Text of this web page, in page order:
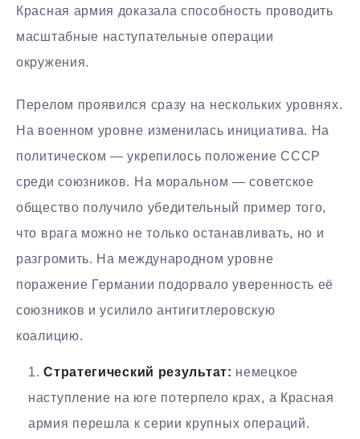
Красная армия доказала способность проводить
масштабные наступательные операции
окружения.
Перелом проявился сразу на нескольких уровнях.
На военном уровне изменилась инициатива. На
политическом — укрепилось положение СССР
среди союзников. На моральном — советское
общество получило убедительный пример того,
что врага можно не только останавливать, но и
разгромить. На международном уровне
поражение Германии подорвало уверенность её
союзников и усилило антигитлеровскую
коалицию.
Стратегический результат: немецкое
наступление на юге потерпело крах, а Красная
армия перешла к серии крупных операций.